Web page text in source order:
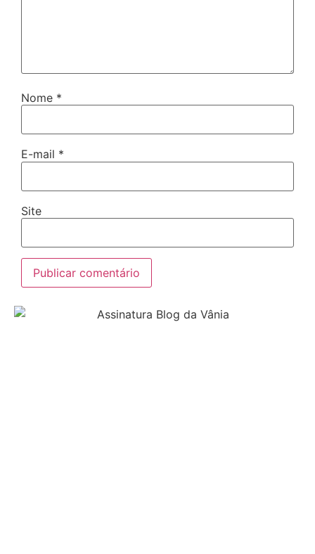
Nome *
E-mail *
Site